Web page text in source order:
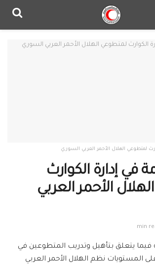
لمتطوعي الهلال الأحمر العربي السوري
في إدارة الكوارث
الأحمر العربي
يتعلق بتأهيل وتدريب المتطوعين في
المستويات نظم الهلال الأحمر العربي